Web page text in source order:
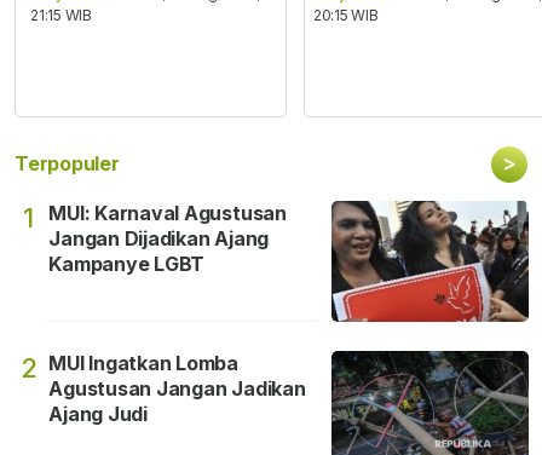
21:15 WIB
20:15 WIB
Terpopuler >
1
MUI: Karnaval Agustusan
Jangan Dijadikan Ajang
Kampanye LGBT
2 MUI Ingatkan Lomba
Agustusan Jangan Jadikan
Ajang Judi